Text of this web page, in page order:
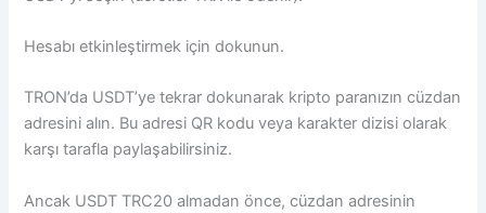
Hesabı etkinleştirmek için dokunun.
TRON’da USDT’ye tekrar dokunarak kripto paranızın cüzdan
adresini alın. Bu adresi QR kodu veya karakter dizisi olarak
karşı tarafla paylaşabilirsiniz.
Ancak USDT TRC20 almadan önce, cüzdan adresinin